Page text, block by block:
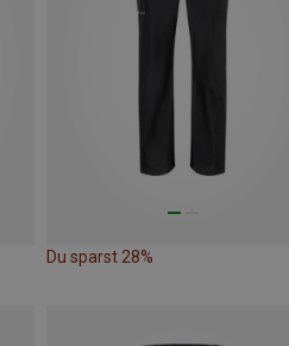
Du sparst 28%